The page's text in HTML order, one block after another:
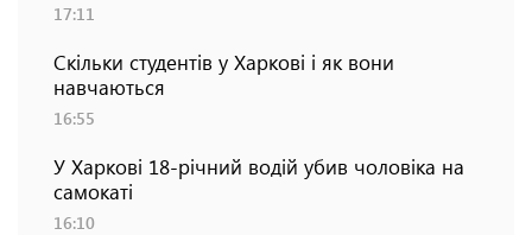
17:11
Скільки студентів у Харкові і як вони
навчаються
16:55
У Харкові 18-річний водій убив чоловіка на
самокаті
16:10